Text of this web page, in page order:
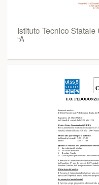
Istituto Tecnico
“A